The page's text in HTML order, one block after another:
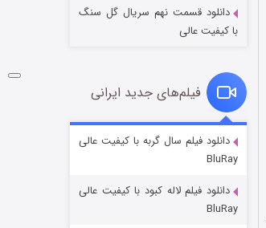
شوگر فصل ۲
قسمت
دانلود قسمت نهم سریال گل سنگ
با کیفیت عالی
فیلم‌های جدید ایرانی
دانلود فیلم سال گربه با کیفیت عالی
BluRay
دانلود فیلم لاله کبود با کیفیت عالی
BluRay